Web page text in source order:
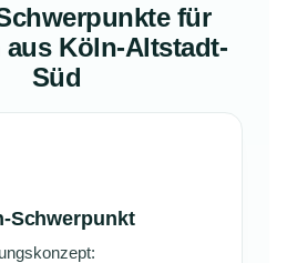
für
aus Köln-Altstadt-
Süd
Schwerpunkt